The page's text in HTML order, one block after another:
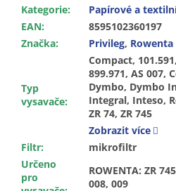
Kategorie:
Papírové a
EAN:
8595102360197
Značka: Privileg, Rowenta
Typ
vysavače:
Compact,
899.971, AS 007,
Dymbo, Dymbo
Integral, Inteso,
ZR 74, ZR 745
Zobrazit více
Filtr:
mikrofiltr
Určeno
pro
ROWENTA: ZR
008, 009